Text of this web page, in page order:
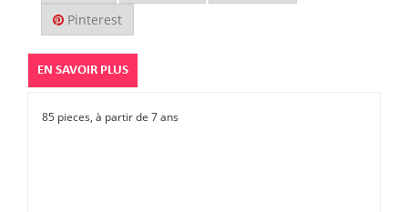
Pinterest
EN SAVOIR PLUS
85 pieces, à partir de 7 ans